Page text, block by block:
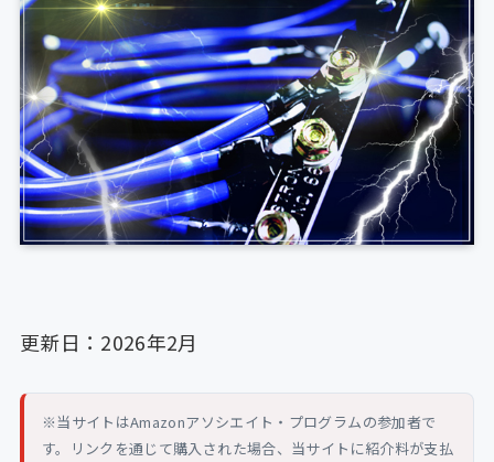
更新日：2026年2月
※当サイトはAmazonアソシエイト・プログラムの参加者で
す。リンクを通じて購入された場合、当サイトに紹介料が支払